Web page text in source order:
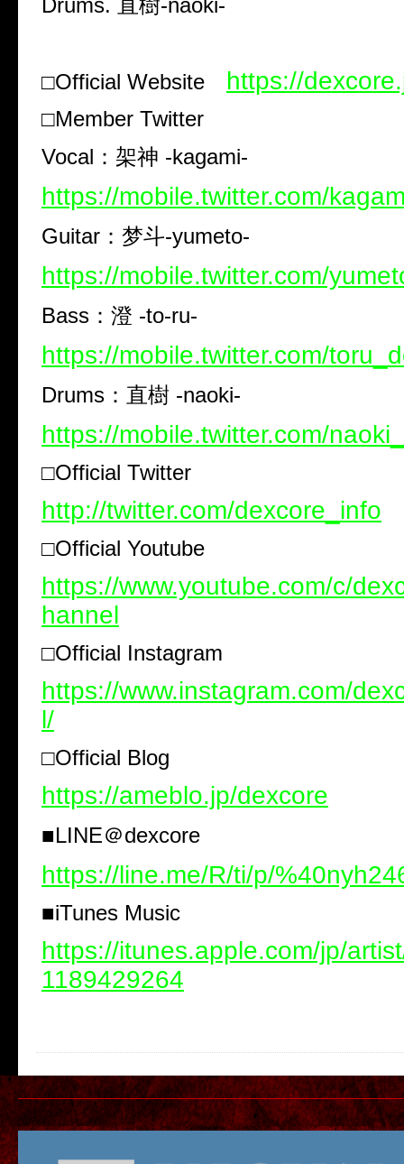
Drums. 直樹-naoki-
□Official Website https://
□Member Twitter
Vocal ：架神 -kagami-
https://mobile.twitter.com/
Guitar ：梦斗-yumeto-
https://mobile.twitter.com/
Bass ：澄 -to-ru-
https://mobile.twitter.com/
Drums ：直樹 -naoki-
https://mobile.twitter.com/
□Official Twitter
http://twitter.com/dexcore_info
□Official Youtube
https://www.youtube.com/c/
hannel
□Official Instagram
https://www.instagram.com/
l/
□Official Blog
https://ameblo.jp/dexcore
■LINE＠dexcore
https://line.me/R/ti/p/
■iTunes Music
https://itunes.apple.com/jp/
1189429264